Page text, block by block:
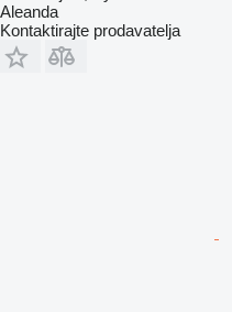
Aleanda
Kontaktirajte prodavatelja